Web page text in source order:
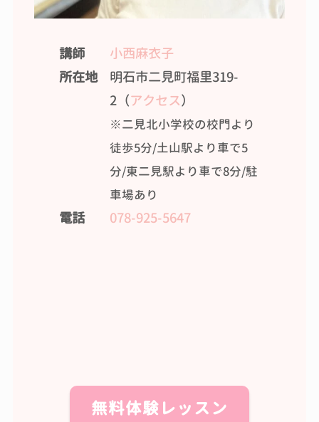
講師
小西麻衣子
所在地
明石市二見町福里319-
2（アクセス）
※二見北小学校の校門より
徒歩5分/土山駅より車で5
分/東二見駅より車で8分/駐
車場あり
電話 078-925-5647
無料体験レッスン